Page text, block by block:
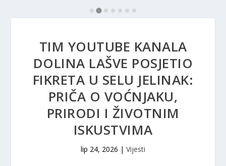
TIM YOUTUBE KANALA
DOLINA LAŠVE POSJETIO
FIKRETA U SELU JELINAK:
PRIČA O VOĆNJAKU,
PRIRODI I ŽIVOTNIM
ISKUSTVIMA
lip 24, 2026 | Vijesti